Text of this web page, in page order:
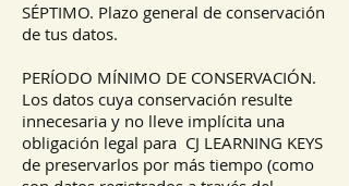
SÉPTIMO. Plazo general de conservación
de tus datos.
PERÍODO MÍNIMO DE CONSERVACIÓN.
Los datos cuya conservación resulte
innecesaria y no lleve implícita una
obligación legal para CJ LEARNING KEYS
de preservarlos por más tiempo (como